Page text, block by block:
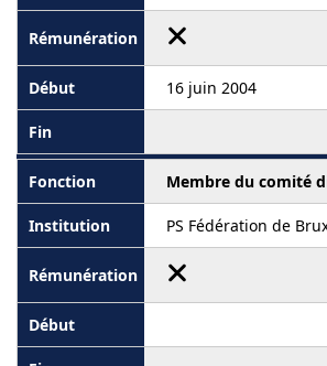
16 juin 2004
Membre du comité
PS Fédération de